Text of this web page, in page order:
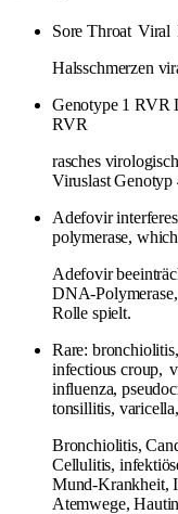
Sore Throat Viral
Halsschmerzen
Genotype 1 RVR
RVR
rasches
Viruslast Genotyp
Adefovir
polymerase,
Adefovir
DNA-
Rolle spielt.
Rare:
infectious croup,
influenza,
tonsillitis, varicella,
Bronchiolitis,
Cellulitis,
Mund-Krankheit,
Atemwege,